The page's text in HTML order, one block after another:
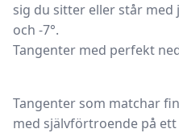
sig du sitter eller står med
och -7°.
Tangenter med perfekt
Tangenter som matchar
med självförtroende på